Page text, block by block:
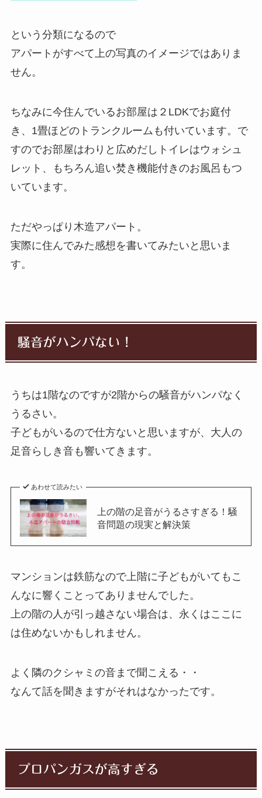
という分類になるので
アパートがすべて上の写真のイメージではありま
せん。
ちなみに今住んでいるお部屋は２LDKでお庭付
き、1畳ほどのトランクルームも付いています。で
すのでお部屋はわりと広めだしトイレはウォシュ
レット、もちろん追い焚き機能付きのお風呂もつ
いています。
ただやっぱり木造アパート。
実際に住んでみた感想を書いてみたいと思いま
す。
騒音がハンパない！
うちは1階なのですが2階からの騒音がハンパなく
うるさい。
子どもがいるので仕方ないと思いますが、大人の
足音らしき音も響いてきます。
あわせて読みたい
上の階の足音がうるさすぎる！騒
音問題の現実と解決策
マンションは鉄筋なので上階に子どもがいてもこ
んなに響くことってありませんでした。
上の階の人が引っ越さない場合は、永くはここに
は住めないかもしれません。
よく隣のクシャミの音まで聞こえる・・
なんて話を聞きますがそれはなかったです。
プロパンガスが高すぎる